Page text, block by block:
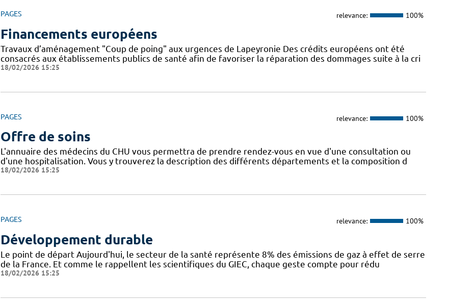
PAGES relevance: 100%
Financements européens
Travaux d’aménagement "Coup de poing" aux urgences de Lapeyronie Des crédits européens ont été
consacrés aux établissements publics de santé afin de favoriser la réparation des dommages suite à la cri
18/02/2026 15:25
PAGES relevance: 100%
Offre de soins
L'annuaire des médecins du CHU vous permettra de prendre rendez-vous en vue d'une consultation ou
d'une hospitalisation. Vous y trouverez la description des différents départements et la composition d
18/02/2026 15:25
PAGES relevance: 100%
Développement durable
Le point de départ Aujourd'hui, le secteur de la santé représente 8% des émissions de gaz à effet de serre
de la France. Et comme le rappellent les scientifiques du GIEC, chaque geste compte pour rédu
18/02/2026 15:25